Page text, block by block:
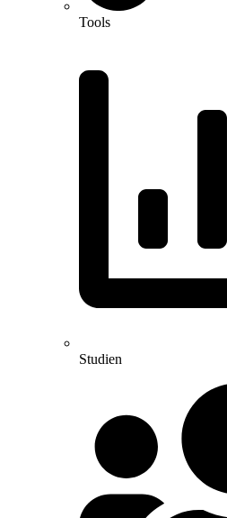
Tools
Studien